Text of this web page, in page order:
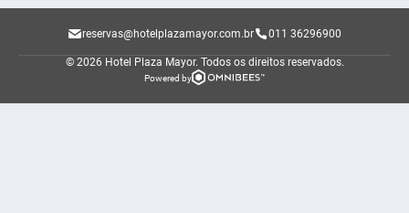
reservas@hotelplazamayor.com.br 011 36296900
© 2026 Hotel Plaza Mayor. Todos os direitos reservados.
Powered by